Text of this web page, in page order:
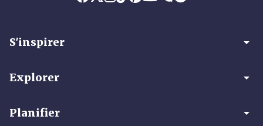
S'inspirer arrow_drop_down
Explorer arrow_drop_down
Planifier arrow_drop_down